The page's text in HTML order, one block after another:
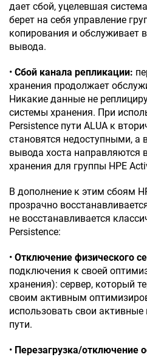
дает сбой, уцелевшая
берет на себя управление
копирования и обслуживает
вывода.
• Сбой канала репликации:
хранения продолжает
Никакие данные не
системы хранения. При
Persistence пути ALUA к
становятся недоступными, а
вывода хоста направляются
хранения для группы HPE
В дополнение к этим сбоям
прозрачно
не восстанавливается
Persistence:
• Отключение физического
подключения к своей
хранения): сервер, который
своим активным
использовать свои
пути.
• Перезагрузка/отключение